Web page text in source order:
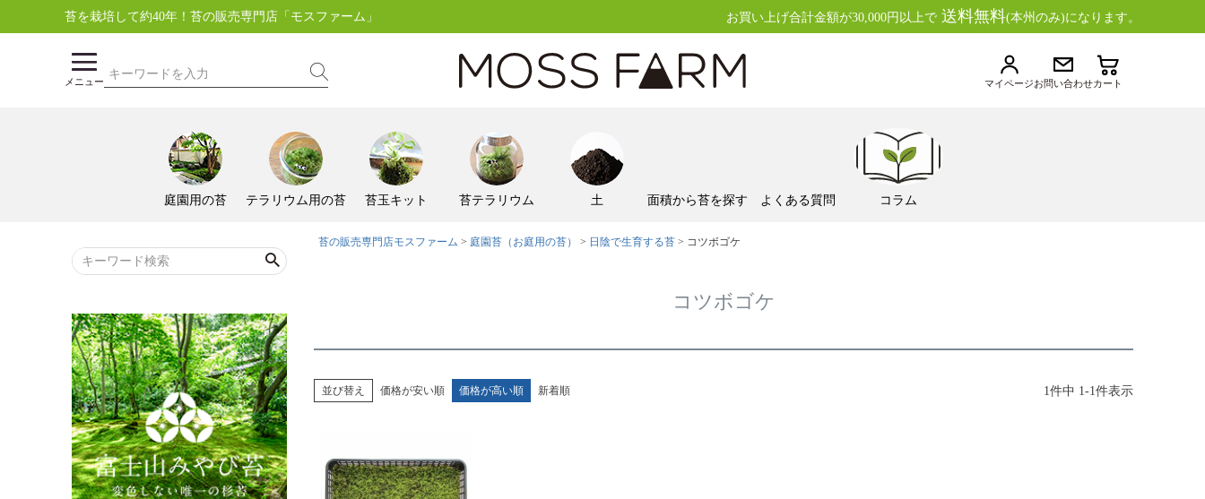
苔を栽培して約40年！苔の販売専門店「モスファーム」 お買い上げ合計金額が30,000円以上で 送料無料(本州のみ)になります。
メニュー マイページお問い合わせカート
庭園用の苔 テラリウム用の苔 苔玉キット 苔テラリウム 土 面積から苔を探す よくある質問 コラム
苔の販売専門店モスファーム 庭園苔（お庭用の苔） 日陰で生育する苔 コツボゴケ
コツボゴケ
並び替え 価格が安い順 価格が高い順 新着順 1件中 1-1件表示